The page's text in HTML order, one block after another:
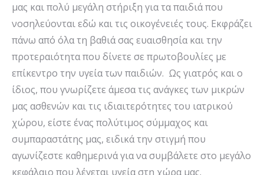
μας και πολύ μεγάλη στήριξη για τα παιδιά που
νοσηλεύονται εδώ και τις οικογένειές τους. Εκφράζει
πάνω από όλα τη βαθιά σας ευαισθησία και την
προτεραιότητα που δίνετε σε πρωτοβουλίες με
επίκεντρο την υγεία των παιδιών. Ως γιατρός και ο
ίδιος, που γνωρίζετε άμεσα τις ανάγκες των μικρών
μας ασθενών και τις ιδιαιτερότητες του ιατρικού
χώρου, είστε ένας πολύτιμος σύμμαχος και
συμπαραστάτης μας, ειδικά την στιγμή που
αγωνίζεστε καθημερινά για να συμβάλετε στο μεγάλο
κεφάλαιο που λέγεται υγεία στη χώρα μας.